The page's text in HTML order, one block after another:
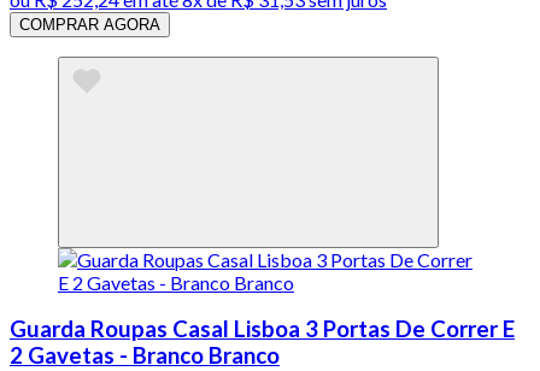
COMPRAR AGORA
Guarda Roupas Casal Lisboa 3 Portas De Correr E
2 Gavetas - Branco Branco